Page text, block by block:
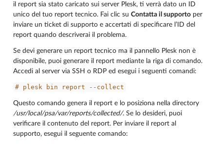
il report sia stato caricato sui server Plesk, ti verrà dato un ID
unico del tuo report tecnico. Fai clic su Contatta il supporto per
inviare un ticket di supporto e accertati di specificare l’ID del
report quando descriverai il problema.
Se devi generare un report tecnico ma il pannello Plesk non è
disponibile, puoi generare il report mediante la riga di comando.
Accedi al server via SSH o RDP ed esegui i seguenti comandi:
# plesk bin report --collect
Questo comando genera il report e lo posiziona nella directory
/usr/local/psa/var/reports/collected/. Se lo desideri, puoi
verificare il contenuto del report. Per inviare il report al
supporto, esegui il seguente comando: